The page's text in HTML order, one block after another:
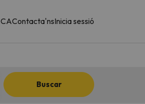
CAContacta'nsInicia sessió
Buscar